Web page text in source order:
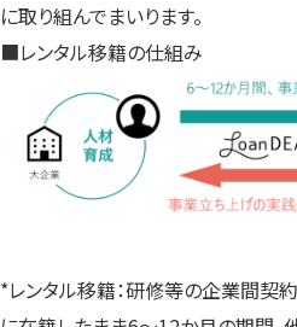
に取り組んでまいります。
■レンタル移籍の仕組み
*レンタル移籍：研修等の企業間契